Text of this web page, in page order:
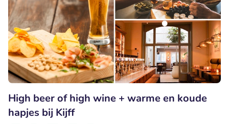
High beer of high wine + warme en koude
hapjes bij Kijff